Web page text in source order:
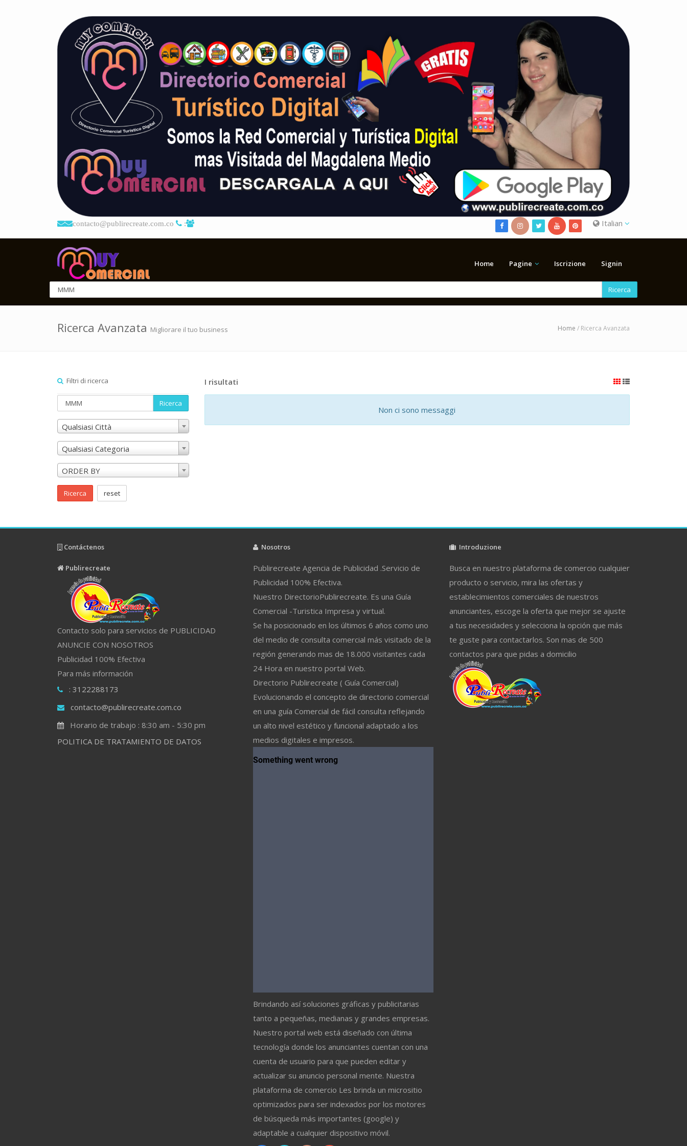
contacto@publirecreate.com.co : Italian
Home Pagine Iscrizione Signin
Ricerca
Ricerca Avanzata Migliorare il tuo business Home / Ricerca Avanzata
Filtri di ricerca
Ricerca
Qualsiasi Città
Qualsiasi Categoria
ORDER BY
Ricerca reset
I risultati
Non ci sono messaggi
Contáctenos
Publirecreate
Contacto solo para servicios de PUBLICIDAD
ANUNCIE CON NOSOTROS
Publicidad 100% Efectiva
Para más información
: 3122288173
contacto@publirecreate.com.co
Horario de trabajo : 8:30 am - 5:30 pm
POLITICA DE TRATAMIENTO DE DATOS
Nosotros
Publirecreate Agencia de Publicidad .Servicio de
Publicidad 100% Efectiva.
Nuestro DirectorioPublirecreate. Es una Guía
Comercial -Turistica Impresa y virtual.
Se ha posicionado en los últimos 6 años como uno
del medio de consulta comercial más visitado de la
región generando mas de 18.000 visitantes cada
24 Hora en nuestro portal Web.
Directorio Publirecreate ( Guía Comercial)
Evolucionando el concepto de directorio comercial
en una guía Comercial de fácil consulta reflejando
un alto nivel estético y funcional adaptado a los
medios digitales e impresos.
Brindando así soluciones gráficas y publicitarias
tanto a pequeñas, medianas y grandes empresas.
Nuestro portal web está diseñado con última
tecnología donde los anunciantes cuentan con una
cuenta de usuario para que pueden editar y
actualizar su anuncio personal mente. Nuestra
plataforma de comercio Les brinda un micrositio
optimizados para ser indexados por los motores
de búsqueda más importantes (google) y
adaptable a cualquier dispositivo móvil.
Introduzione
Busca en nuestro plataforma de comercio cualquier
producto o servicio, mira las ofertas y
establecimientos comerciales de nuestros
anunciantes, escoge la oferta que mejor se ajuste
a tus necesidades y selecciona la opción que más
te guste para contactarlos. Son mas de 500
contactos para que pidas a domicilio